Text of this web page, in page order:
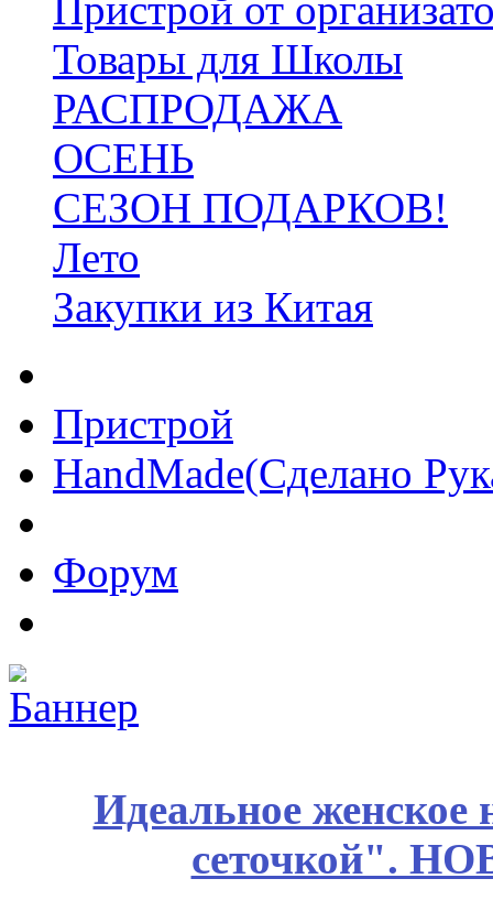
Товары для Школы
РАСПРОДАЖА
ОСЕНЬ
СЕЗОН ПОДАРКОВ!
Лето
Закупки из Китая
Пристрой
HandMade(Сделано
Форум
Идеальное женское
сеточкой".